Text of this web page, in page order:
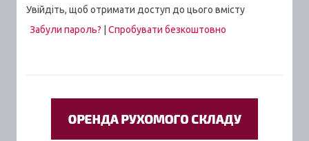
Увійдіть, щоб отримати доступ до цього вмісту
Забули пароль?
Спробувати безкоштовно